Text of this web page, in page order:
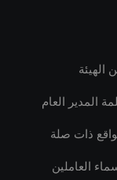
الهيئة
المدير العام
ذات صلة
العاملين